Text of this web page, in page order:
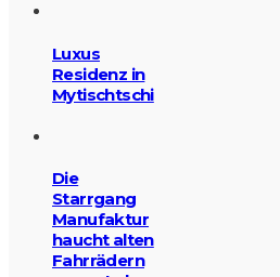
Luxus
Residenz in
Mytischtschi
Die
Starrgang
Manufaktur
haucht alten
Fahrrädern